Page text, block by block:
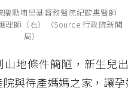
贈勳埔里基督教醫院紀歐惠醫師
理師（右）（Source:行政院新聞
局）
山地條件簡陋，新生兒
與待產媽媽之家，讓